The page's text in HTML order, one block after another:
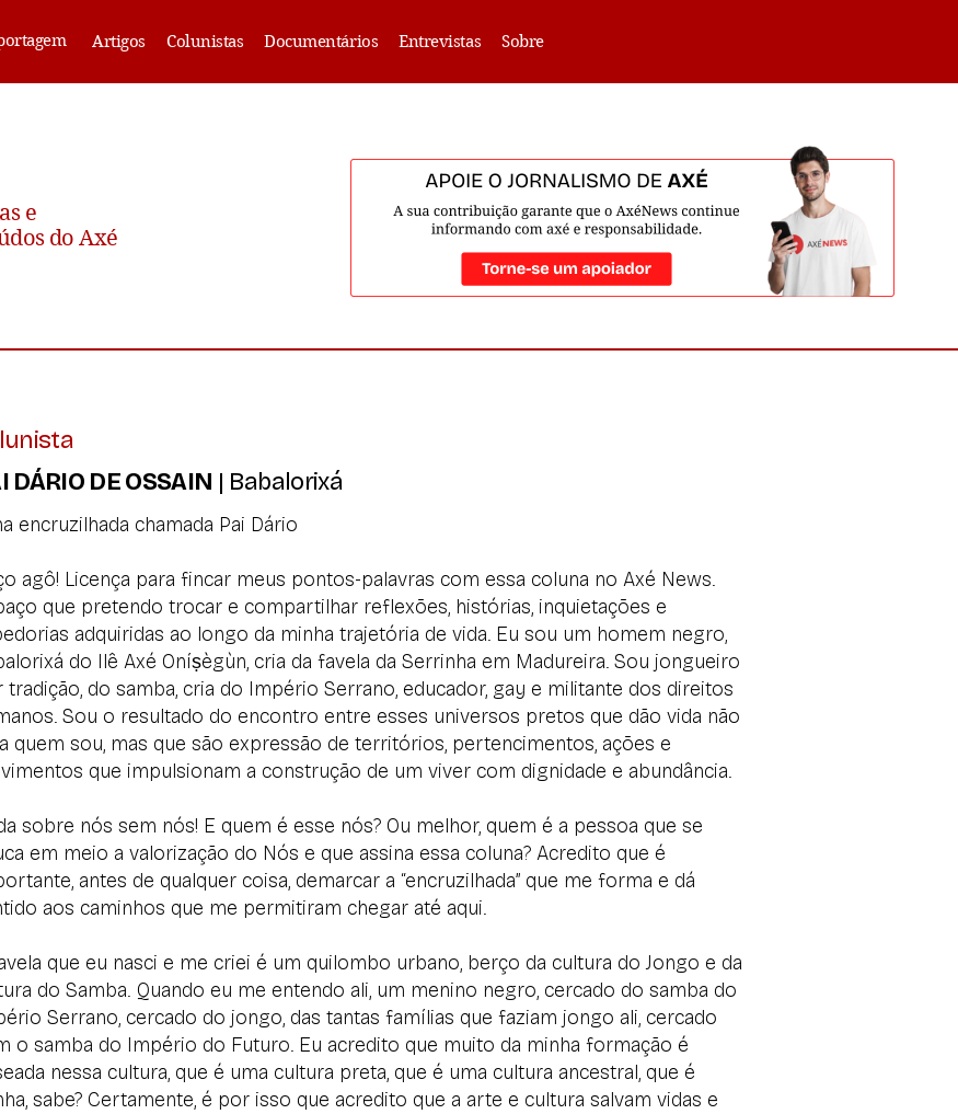
Artigos Colunistas Documentários Entrevistas Sobre
e
do Axé
DÁRIO DE OSSAIN | Babalorixá
encruzilhada chamada Pai Dário
agô! Licença para fincar meus pontos-palavras com essa coluna no Axé News.
que pretendo trocar e compartilhar reflexões, histórias, inquietações e
adquiridas ao longo da minha trajetória de vida. Eu sou um homem negro,
do Ilê Axé Oníṣègùn, cria da favela da Serrinha em Madureira. Sou jongueiro
tradição, do samba, cria do Império Serrano, educador, gay e militante dos direitos
Sou o resultado do encontro entre esses universos pretos que dão vida não
quem sou, mas que são expressão de territórios, pertencimentos, ações e
que impulsionam a construção de um viver com dignidade e abundância.
sobre nós sem nós! E quem é esse nós? Ou melhor, quem é a pessoa que se
em meio a valorização do Nós e que assina essa coluna? Acredito que é
antes de qualquer coisa, demarcar a “encruzilhada” que me forma e dá
aos caminhos que me permitiram chegar até aqui.
que eu nasci e me criei é um quilombo urbano, berço da cultura do Jongo e da
do Samba. Quando eu me entendo ali, um menino negro, cercado do samba do
Serrano, cercado do jongo, das tantas famílias que faziam jongo ali, cercado
o samba do Império do Futuro. Eu acredito que muito da minha formação é
nessa cultura, que é uma cultura preta, que é uma cultura ancestral, que é
sabe? Certamente, é por isso que acredito que a arte e cultura salvam vidas e